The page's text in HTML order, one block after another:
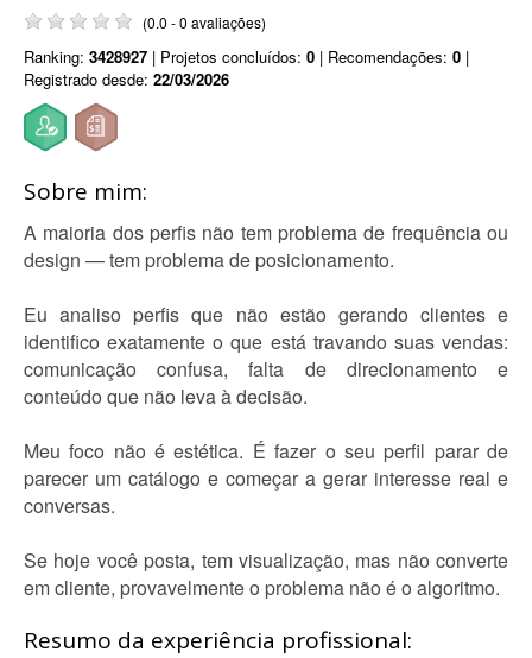
(0.0 - 0 avaliações)
Ranking: 3428927 | Projetos concluídos: 0 | Recomendações: 0 |
Registrado desde: 22/03/2026
Sobre mim:
A maioria dos perfis não tem problema de frequência ou
design — tem problema de posicionamento.
Eu analiso perfis que não estão gerando clientes e
identifico exatamente o que está travando suas vendas:
comunicação confusa, falta de direcionamento e
conteúdo que não leva à decisão.
Meu foco não é estética. É fazer o seu perfil parar de
parecer um catálogo e começar a gerar interesse real e
conversas.
Se hoje você posta, tem visualização, mas não converte
em cliente, provavelmente o problema não é o algoritmo.
Resumo da experiência profissional: